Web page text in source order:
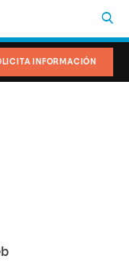
INFORMACIÓN